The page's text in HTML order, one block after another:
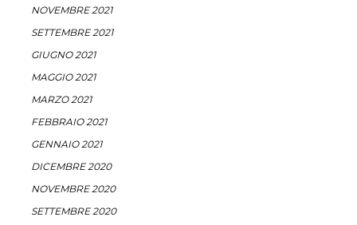
NOVEMBRE 2021
SETTEMBRE 2021
GIUGNO 2021
MAGGIO 2021
MARZO 2021
FEBBRAIO 2021
GENNAIO 2021
DICEMBRE 2020
NOVEMBRE 2020
SETTEMBRE 2020